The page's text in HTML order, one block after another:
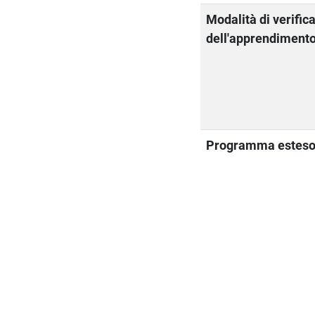
Modalità di
Programma